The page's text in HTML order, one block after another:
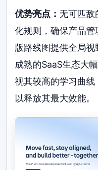
优势亮点： 无可匹敌
化规则，确保产品
版路线图提供全局视
成熟的SaaS生态大
视其较高的学习曲
以释放其最大效能。